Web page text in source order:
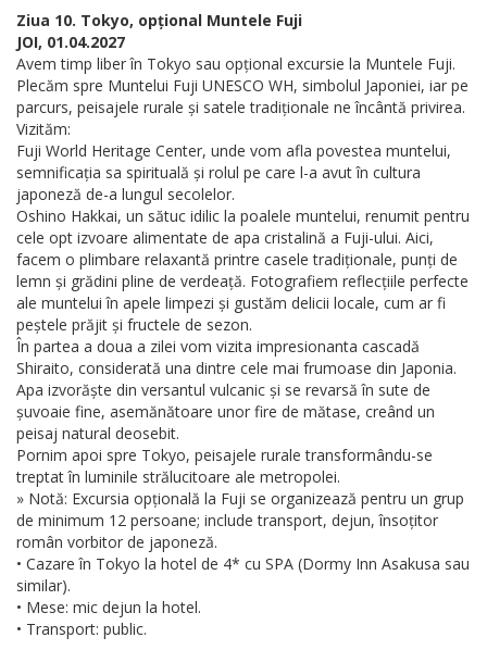
Ziua 10. Tokyo, opțional Muntele Fuji
JOI, 01.04.2027
Avem timp liber în Tokyo sau opțional excursie la Muntele Fuji.
Plecăm spre Muntelui Fuji UNESCO WH, simbolul Japoniei, iar pe
parcurs, peisajele rurale și satele tradiționale ne încântă privirea.
Vizităm:
Fuji World Heritage Center, unde vom afla povestea muntelui,
semnificația sa spirituală și rolul pe care l-a avut în cultura
japoneză de-a lungul secolelor.
Oshino Hakkai, un sătuc idilic la poalele muntelui, renumit pentru
cele opt izvoare alimentate de apa cristalină a Fuji-ului. Aici,
facem o plimbare relaxantă printre casele tradiționale, punți de
lemn și grădini pline de verdeață. Fotografiem reflecțiile perfecte
ale muntelui în apele limpezi și gustăm delicii locale, cum ar fi
peștele prăjit și fructele de sezon.
În partea a doua a zilei vom vizita impresionanta cascadă
Shiraito, considerată una dintre cele mai frumoase din Japonia.
Apa izvorăște din versantul vulcanic și se revarsă în sute de
șuvoaie fine, asemănătoare unor fire de mătase, creând un
peisaj natural deosebit.
Pornim apoi spre Tokyo, peisajele rurale transformându-se
treptat în luminile strălucitoare ale metropolei.
» Notă: Excursia opțională la Fuji se organizează pentru un grup
de minimum 12 persoane; include transport, dejun, însoțitor
român vorbitor de japoneză.
• Cazare în Tokyo la hotel de 4* cu SPA (Dormy Inn Asakusa sau
similar).
• Mese: mic dejun la hotel.
• Transport: public.